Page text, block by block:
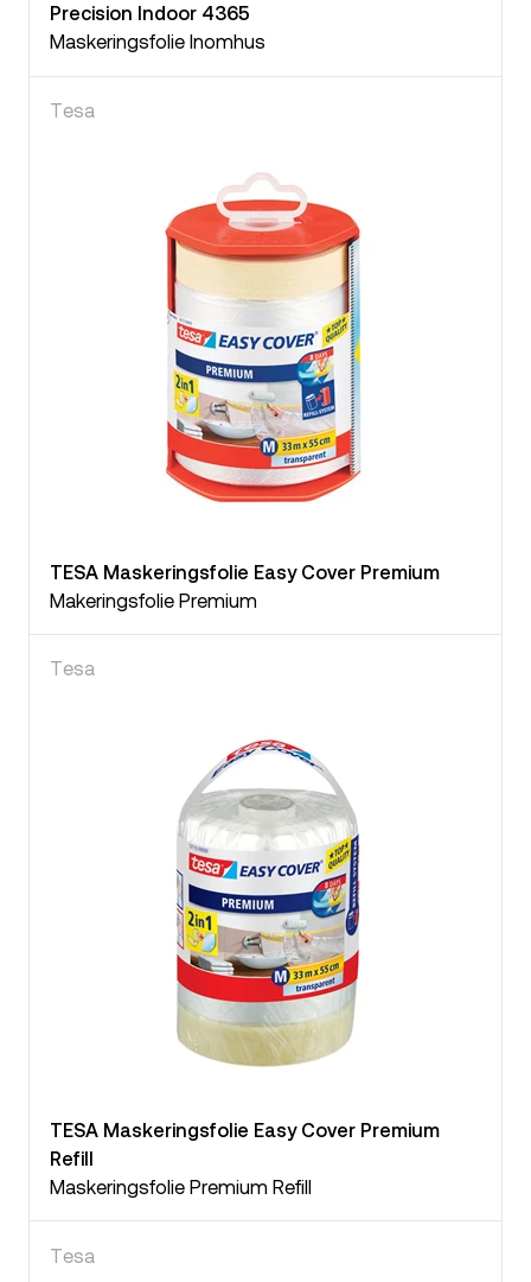
Precision Indoor 4365
Maskeringsfolie Inomhus
Tesa
TESA Maskeringsfolie Easy Cover Premium
Makeringsfolie Premium
Tesa
TESA Maskeringsfolie Easy Cover Premium
Refill
Maskeringsfolie Premium Refill
Tesa